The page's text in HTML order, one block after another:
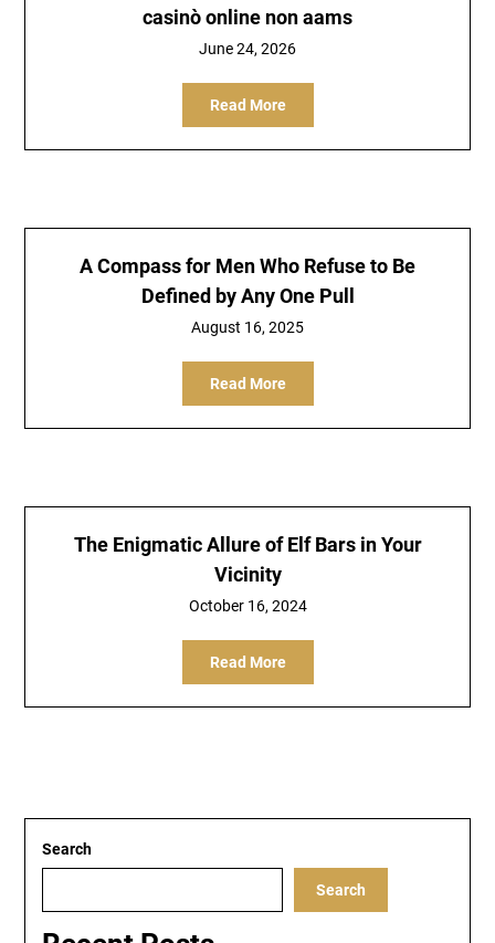
casinò online non aams
June 24, 2026
Read More
A Compass for Men Who Refuse to Be
Defined by Any One Pull
August 16, 2025
Read More
The Enigmatic Allure of Elf Bars in Your
Vicinity
October 16, 2024
Read More
Search
Search